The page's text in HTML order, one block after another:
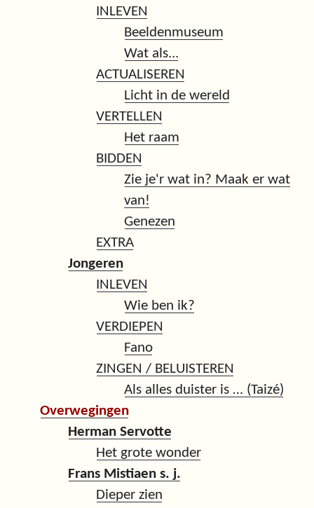
INLEVEN
Beeldenmuseum
Wat als...
ACTUALISEREN
Licht in de wereld
VERTELLEN
Het raam
BIDDEN
Zie je'r wat in? Maak er wat
van!
Genezen
EXTRA
Jongeren
INLEVEN
Wie ben ik?
VERDIEPEN
Fano
ZINGEN / BELUISTEREN
Als alles duister is … (Taizé)
Overwegingen
Herman Servotte
Het grote wonder
Frans Mistiaen s. j.
Dieper zien